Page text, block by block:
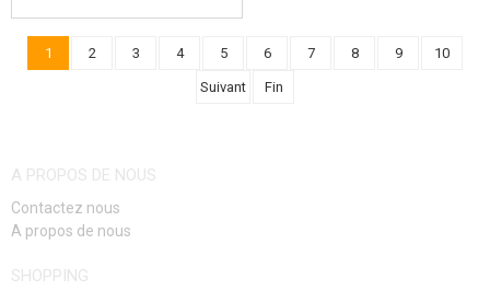
1 2 3 4 5 6 7 8 9 10
Suivant Fin
A PROPOS DE NOUS
Contactez nous
A propos de nous
SHOPPING